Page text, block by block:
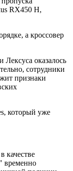
RX450 H,
а кроссовер
Лексуса оказалось
сотрудники
признаки
качестве
временно